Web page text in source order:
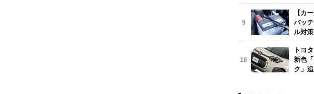
9
【カ
バッ
ル対
ルは
10
トヨ
新色
ク」